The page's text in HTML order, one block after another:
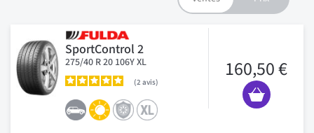
SportControl 2
275/40 R 20 106Y XL
2 avis
160,50 €